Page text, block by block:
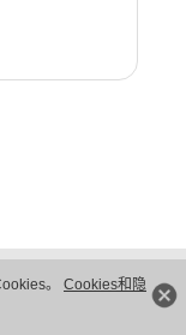
。 Cookies和隐